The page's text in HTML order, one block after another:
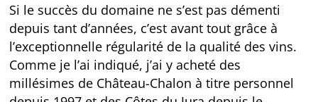
Si le succès du domaine ne s’est pas démenti
depuis tant d’années, c’est avant tout grâce à
l’exceptionnelle régularité de la qualité des vins.
Comme je l’ai indiqué, j’ai y acheté des
millésimes de Château-Chalon à titre personnel